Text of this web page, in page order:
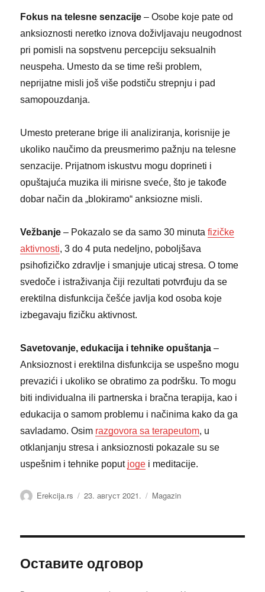
Fokus na telesne senzacije – Osobe koje pate od
anksioznosti neretko iznova doživljavaju neugodnost
pri pomisli na sopstvenu percepciju seksualnih
neuspeha. Umesto da se time reši problem,
neprijatne misli još više podstiču strepnju i pad
samopouzdanja.
Umesto preterane brige ili analiziranja, korisnije je
ukoliko naučimo da preusmerimo pažnju na telesne
senzacije. Prijatnom iskustvu mogu doprineti i
opuštajuća muzika ili mirisne sveće, što je takođe
dobar način da „blokiramo“ anksiozne misli.
Vežbanje – Pokazalo se da samo 30 minutafizičke
aktivnosti, 3 do 4 puta nedeljno, poboljšava
psihofizičko zdravlje i smanjuje uticaj stresa. O tome
svedoče i istraživanja čiji rezultati potvrđuju da se
erektilna disfunkcija češće javlja kod osoba koje
izbegavaju fizičku aktivnost.
Savetovanje, edukacija i tehnike opuštanja –
Anksioznost i erektilna disfunkcija se uspešno mogu
prevazići i ukoliko se obratimo za podršku. To mogu
biti individualna ili partnerska i bračna terapija, kao i
edukacija o samom problemu i načinima kako da ga
savladamo. Osim razgovora sa terapeutom, u
otklanjanju stresa i anksioznosti pokazale su se
uspešnim i tehnike poput joge i meditacije.
Аутор
Erekcija.rs Објављено
23. август 2021. Категорије
Magazin
Оставите одговор